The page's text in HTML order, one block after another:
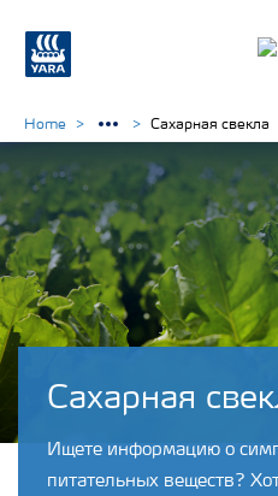
Сахарная
Ищете информацию о
питательных веществ?
Home Сахарная свекла